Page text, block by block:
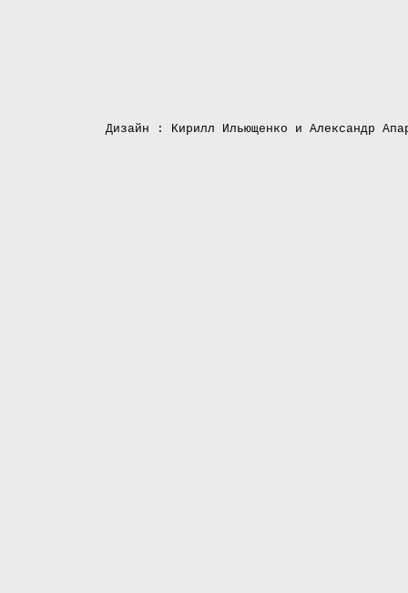
Дизайн : Кирилл Ильющенко и Александр